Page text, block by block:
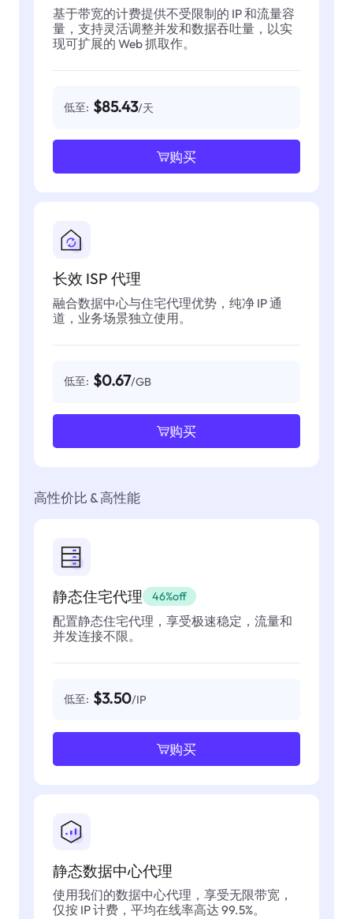
基于带宽的计费提供不受限制的 IP 和流量容
量，支持灵活调整并发和数据吞吐量，以实
现可扩展的 Web 抓取作。
低至: $85.43/天
购买
长效 ISP 代理
融合数据中心与住宅代理优势，纯净 IP 通
道，业务场景独立使用。
低至: $0.67/GB
购买
高性价比 & 高性能
静态住宅代理 46%off
配置静态住宅代理，享受极速稳定，流量和
并发连接不限。
低至: $3.50/IP
购买
静态数据中心代理
使用我们的数据中心代理，享受无限带宽，
仅按 IP 计费，平均在线率高达 99.5%。